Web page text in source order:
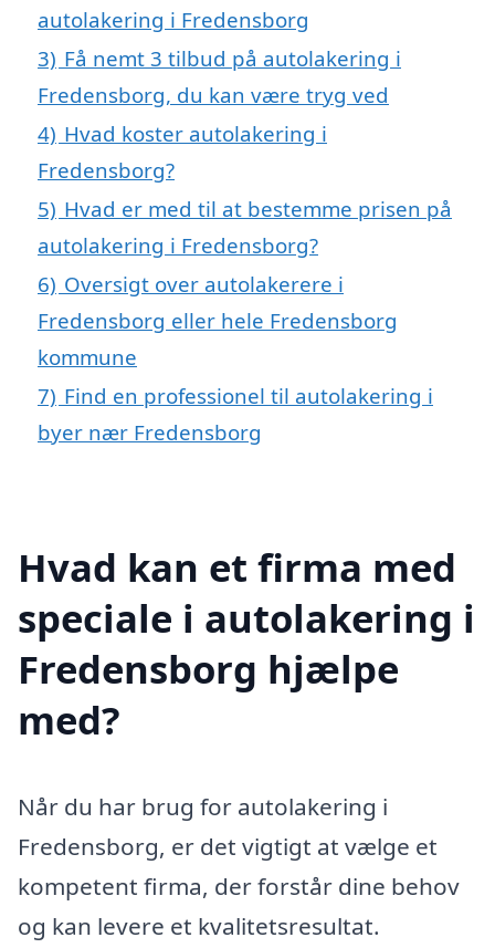
autolakering i Fredensborg
3) Få nemt 3 tilbud på autolakering i
Fredensborg, du kan være tryg ved
4) Hvad koster autolakering i
Fredensborg?
5) Hvad er med til at bestemme prisen på
autolakering i Fredensborg?
6) Oversigt over autolakerere i
Fredensborg eller hele Fredensborg
kommune
7) Find en professionel til autolakering i
byer nær Fredensborg
Hvad kan et firma med
speciale i autolakering i
Fredensborg hjælpe
med?
Når du har brug for autolakering i
Fredensborg, er det vigtigt at vælge et
kompetent firma, der forstår dine behov
og kan levere et kvalitetsresultat.